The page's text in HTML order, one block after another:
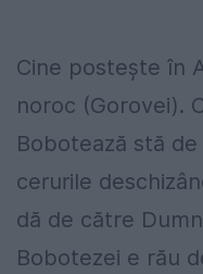
Cine posteşte în
noroc (Gorovei).
Bobotează stă
cerurile
dă de către
Bobotezei e rău